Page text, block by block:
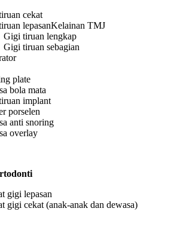
cekat
lepasanKelainan TMJ
Gigi tiruan lengkap
Gigi tiruan sebagian
plate
bola mata
implant
porselen
anti snoring
overlay
gigi lepasan
gigi cekat (anak-anak dan dewasa)